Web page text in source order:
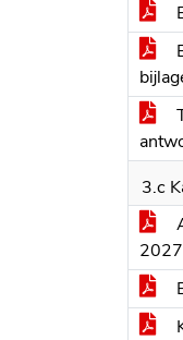
3.c